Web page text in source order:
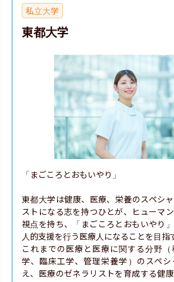
私立大学
東都大学
「まごころとおもいやり」
東都大学は健康、医療、栄養のスペシ
ストになる志を持つひとが、ヒューマ
視点を持ち、「まごころとおもいやり
人的支援を行う医療人になることを目指
これまでの医療と医療に関する分野
学、臨床工学、管理栄養学）のスペ
え、医療のゼネラリストを育成する健